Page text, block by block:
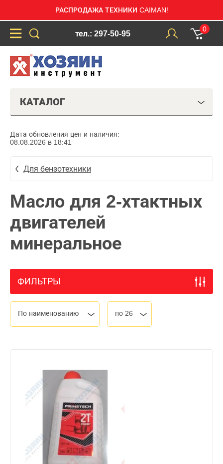
РАСПРОДАЖА ТЕХНИКИ CAIMAN!
тел.: 297-50-95
0
КАТАЛОГ
Дата обновления цен и наличия:
08.08.2026 в 18:41
Для бензотехники
Масло для 2-хтактных
двигателей
минеральное
ФИЛЬТРЫ
По наименованию по 26